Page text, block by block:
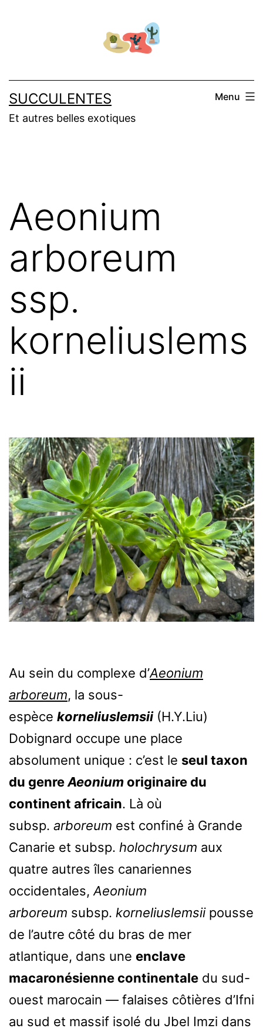
SUCCULENTES
Et autres belles exotiques
Menu
Aeonium
arboreum
ssp.
korneliuslems
ii
Au sein du complexe d’Aeonium
arboreum, la sous-
espèce korneliuslemsii(H.Y.Liu)
Dobignard occupe une place
absolument unique : c’est le seul taxon
du genreAeonium originaire du
continent africain. Là où
subsp. arboreum est confiné à Grande
Canarie et subsp. holochrysum aux
quatre autres îles canariennes
occidentales,Aeonium
arboreum subsp. korneliuslemsiipousse
de l’autre côté du bras de mer
atlantique, dans une enclave
macaronésienne continentale du sud-
ouest marocain — falaises côtières d’Ifni
au sud et massif isolé du Jbel Imzi dans